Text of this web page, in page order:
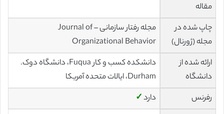
مقاله
چاپ شده در
مجله (ژورنال)
مجله رفتار سازمانی – Journal of
Organizational Behavior
ارائه شده از
دانشگاه
دانشکده کسب و کار Fuqua، دانشگاه دوک.
Durham، ایالات متحده آمریکا
رفرنس
دارد✓